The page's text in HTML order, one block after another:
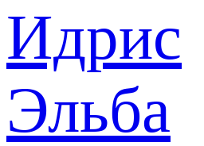
Идрис
Эльба